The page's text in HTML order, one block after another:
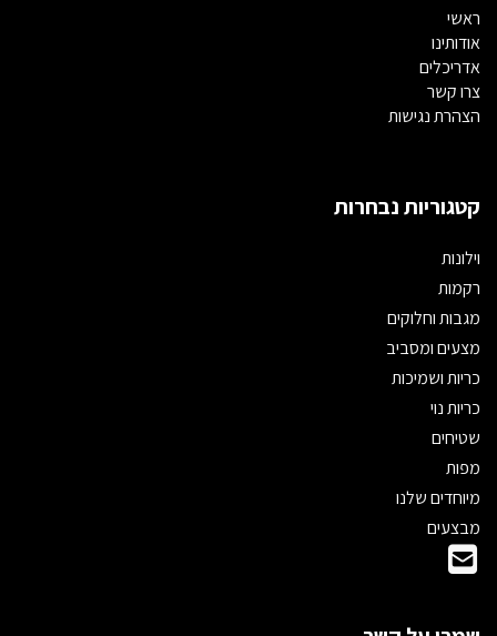
ראשי
אודותינו
אדריכלים
צרו קשר
הצהרת נגישות
קטגוריות נבחרות
וילונות
רקמות
מגבות וחלוקים
מצעים ומסביב
כריות ושמיכות
כריות נוי
שטיחים
מפות
מיוחדים שלנו
מבצעים